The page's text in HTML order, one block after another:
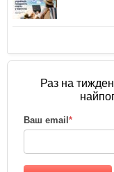
Раз на
Ваш email*